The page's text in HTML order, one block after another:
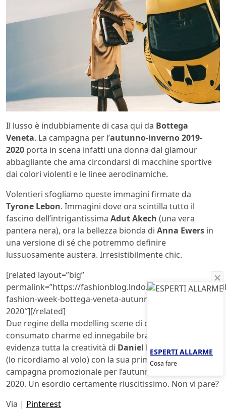
Il lusso è indubbiamente di casa qui da Bottega
Veneta. La campagna per l’autunno-inverno 2019-
2020 porta in scena infatti una donna dal glamour
abbagliante che ama circondarsi di macchine sportive
dai colori violenti e le linee aerodinamiche.
Volentieri sfogliamo queste immagini firmate da
Tyrone Lebon. Immagini dove ora scintilla tutto il
fascino dell’intrigantissima Adut Akech (una vera
pantera nera), ora la bellezza bionda di Anna Ewers in
una versione di sé che potremmo definire
lussuosamente austera. Irresistibilmente chic.
[related layout=”big”
permalink=”https://fashionblog.lndo.site/post/582530/
fashion-week-bottega-veneta-autunno-inverno-2019-
2020″][/related]
Due regine della modelling scene di oggi che, con
consumato charme ed innegabile bravura, mettono in
evidenza tutta la creatività di Daniel Lee, qui alle prese
(lo ricordiamo al volo) con la sua prima ed attesissima
campagna promozionale per l’autunno-inverno 2019-
2020. Un esordio certamente riuscitissimo. Non vi pare?
Via | Pinterest
ESPERTI ALLARME
Cosa fare